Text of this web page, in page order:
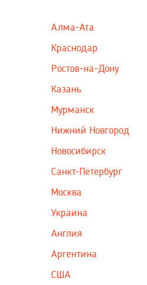
Алма-Ата
Краснодар
Ростов-на-Дону
Казань
Мурманск
Нижний Новгород
Новосибирск
Санкт-Петербург
Москва
Украина
Англия
Аргентина
США